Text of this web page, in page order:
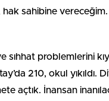
hak sahibine
sıhhat problemlerini
210, okul yıkıldı.
açtık. İnansan